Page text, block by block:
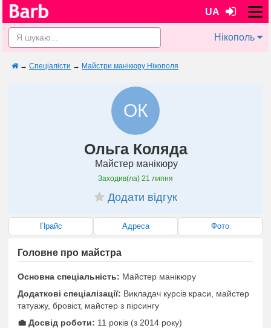
UA
Нікополь
→ Спеціалісти → Майстри манікюру Нікополя
ОК
Ольга Коляда
Майстер манікюру
Заходив(ла) 21 липня
Додати відгук
Прайс Адреса Фото
Головне про майстра
Основна спеціальність: Майстер манікюру
Додаткові спеціалізації: Викладач курсів краси, майстер
татуажу, бровіст, майстер з пірсингу
💼 Досвід роботи: 11 років (з 2014 року)